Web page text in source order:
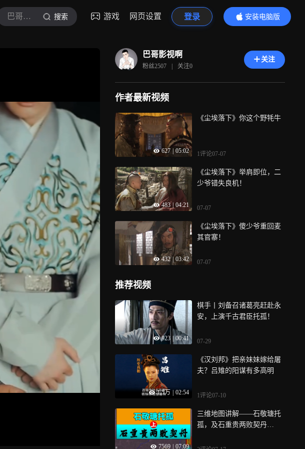
巴哥影视啊 搜索 游戏 网页设置 登录
安装电脑版
内容更精彩
巴哥影视啊
粉丝2507 | 关注0
关注
作者最新视频
627 05:02
《尘埃落下》你这个野牦牛
1评论07-07
483 04:21
《尘埃落下》举肩即位，二
少爷错失良机！
07-07
432 03:42
《尘埃落下》傻少爷重回麦
其官寨！
07-07
推荐视频
923 00:41
棋手丨刘备召诸葛亮赶赴永
安，上演千古君臣托孤！
07-29
1.5万 02:54
《汉刘邦》把亲妹妹嫁给屠
夫？吕雉的阳谋有多高明
1评论07-10
7569 07:09
三维地图讲解——石敬瑭托
孤，及石重贵两败契丹